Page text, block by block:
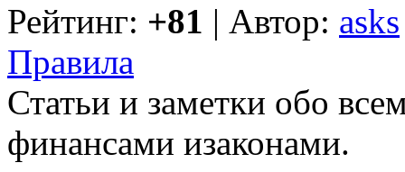
Рейтинг: +81 | Автор: asks
Правила
Статьи и заметки обо
финансами изаконами.